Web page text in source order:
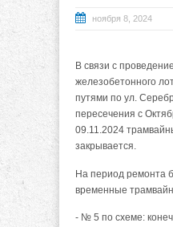
ноября 8, 2024
В связи с
железобетонного
путями по ул.
пересечения с
09.11.2024
закрывается.
На период ремонта
временные
- № 5 по схеме: